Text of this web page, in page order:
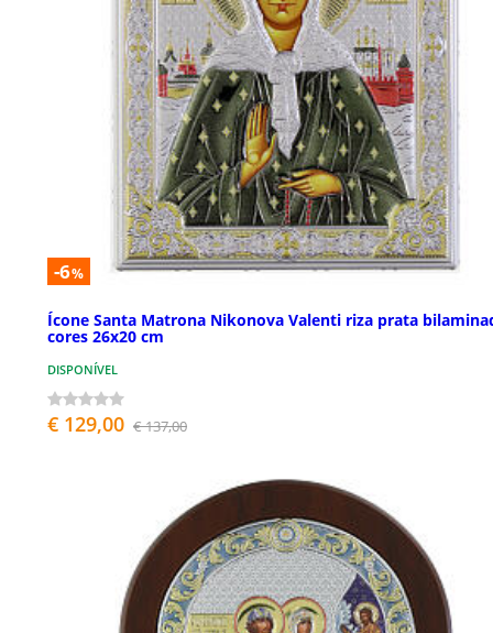
-6%
Ícone Santa Matrona Nikonova Valenti riza prata
cores 26x20 cm
DISPONÍVEL
€ 129,00 € 137,00